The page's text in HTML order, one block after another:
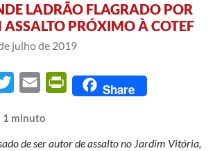
LADRÃO FLAGRADO POR
PRÓXIMO À COTEF
julho de 2019
Twitter Email PrintFriendly
Share
1 minuto
de ser autor de assalto no Jardim Vitória,